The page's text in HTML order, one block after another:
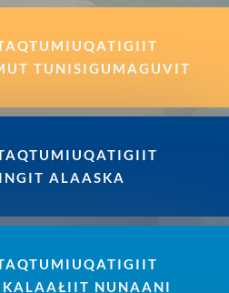
TUNISIGUMAGUVIT
ALAASKA
NUNAANI